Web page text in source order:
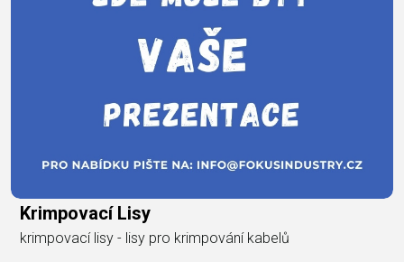
Krimpovací Lisy
krimpovací lisy - lisy pro krimpování kabelů